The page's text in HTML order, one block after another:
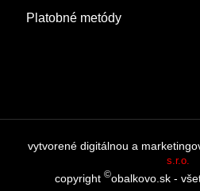
Platobné metódy
vytvorené digitálnou a
s.r.o.
copyright ©obalkovo.sk -